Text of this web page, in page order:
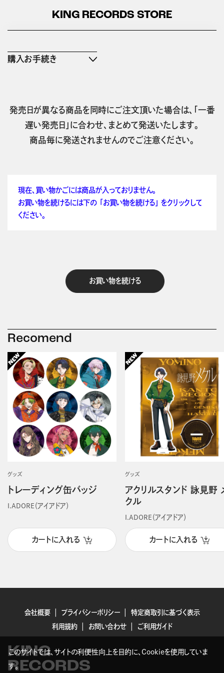
KING RECORDS STORE
購入お手続き
発売日が異なる商品を同時にご注文頂いた場合は、「一番
遅い発売日」に合わせ、まとめて発送いたします。
商品毎に発送されませんのでご注意ください。
現在、買い物かごには商品が入っておりません。
お買い物を続けるには下の 「お買い物を続ける」 をクリックして
ください。
お買い物を続ける
Recomend
グッズ
トレーディング缶バッジ
I.ADORE（アイアドア）
カートに入れる
グッズ
アクリルスタンド 詠見野
クル
I.ADORE（アイアドア）
カートに入れる
会社概要 プライバシーポリシー
特定商取引に基づく表示
利用規約
お問い合わせ ご利用ガイド
KING
RECORDS
このサイトでは、サイトの利便性向上を目的に、Cookieを使用していま
す。